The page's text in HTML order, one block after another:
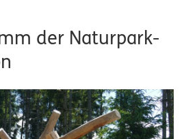
der Naturpark-